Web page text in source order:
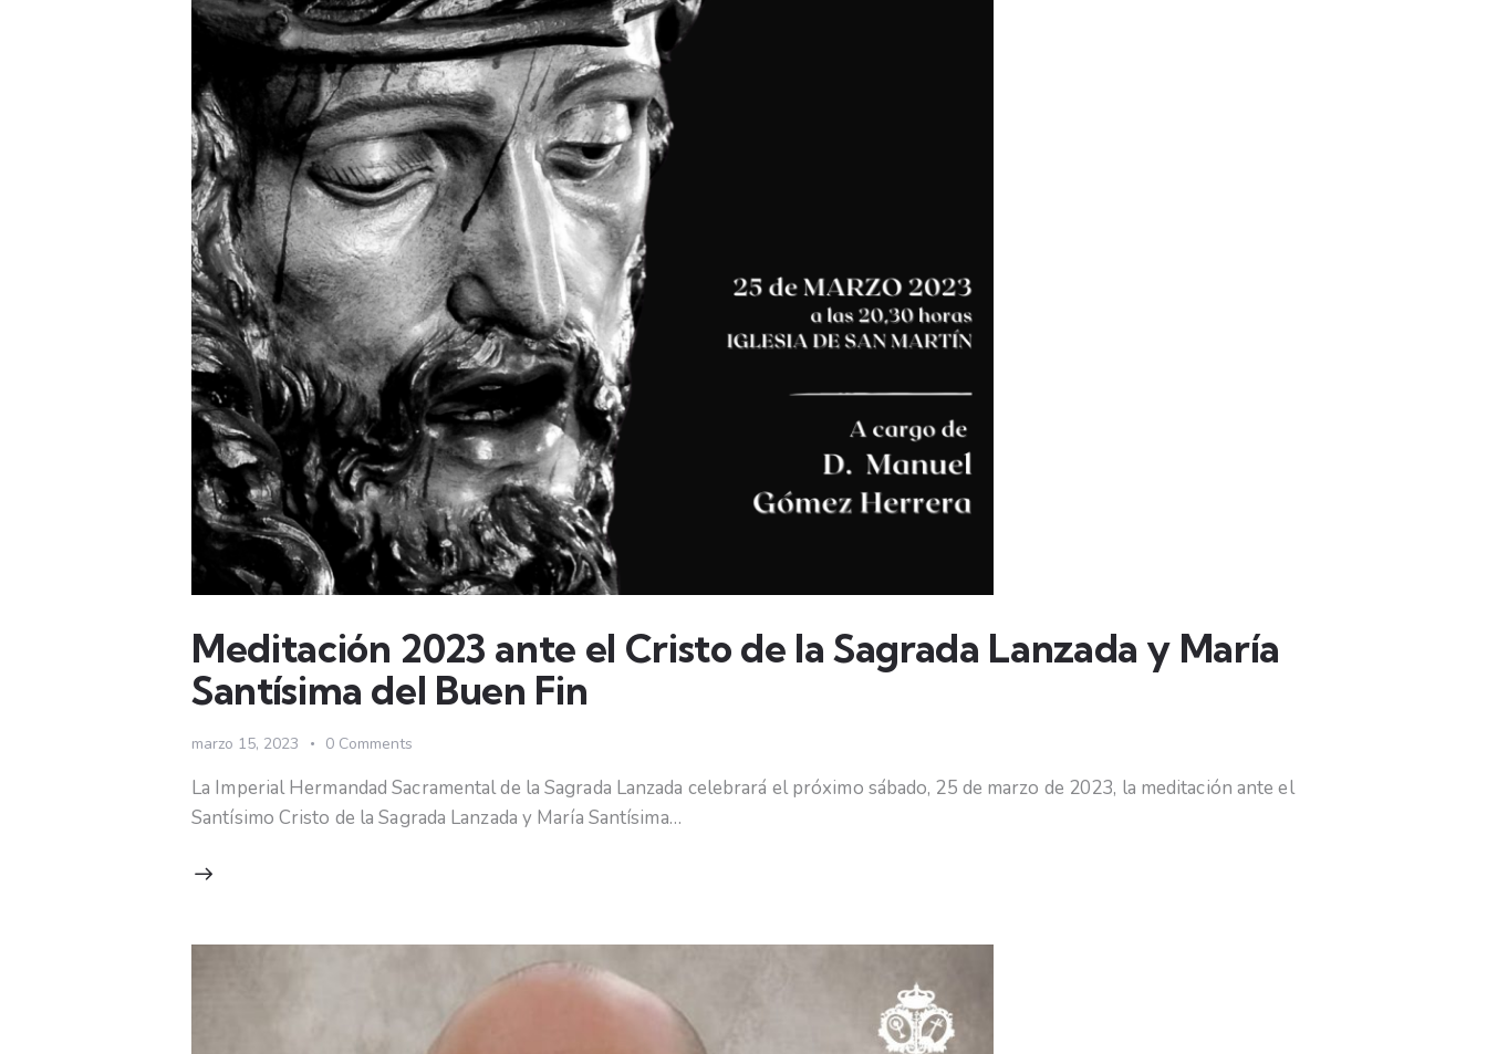
Meditación 2023 ante el Cristo de la Sagrada Lanzada y María
Santísima del Buen Fin
marzo 15, 2023 0 Comments
La Imperial Hermandad Sacramental de la Sagrada Lanzada celebrará el próximo sábado, 25 de marzo de 2023, la meditación ante el
Santísimo Cristo de la Sagrada Lanzada y María Santísima…